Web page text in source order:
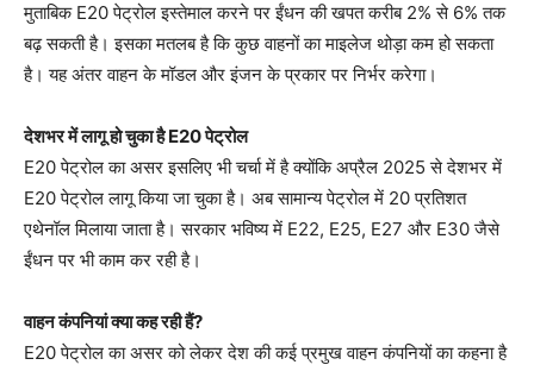
मुताबिक E20 पेट्रोल इस्तेमाल करने पर ईंधन की खपत करीब 2% से 6% तक
बढ़ सकती है। इसका मतलब है कि कुछ वाहनों का माइलेज थोड़ा कम हो सकता
है। यह अंतर वाहन के मॉडल और इंजन के प्रकार पर निर्भर करेगा।
देशभर में लागू हो चुका है E20 पेट्रोल
E20 पेट्रोल का असर इसलिए भी चर्चा में है क्योंकि अप्रैल 2025 से देशभर में
E20 पेट्रोल लागू किया जा चुका है। अब सामान्य पेट्रोल में 20 प्रतिशत
एथेनॉल मिलाया जाता है। सरकार भविष्य में E22, E25, E27 और E30 जैसे
ईंधन पर भी काम कर रही है।
वाहन कंपनियां क्या कह रही हैं?
E20 पेट्रोल का असर को लेकर देश की कई प्रमुख वाहन कंपनियों का कहना है